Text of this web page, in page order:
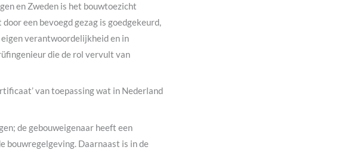
en Zweden is het bouwtoezicht
een bevoegd gezag is goedgekeurd,
verantwoordelijkheid en in
die de rol vervult van
van toepassing wat in Nederland
de gebouweigenaar heeft een
bouwregelgeving. Daarnaast is in de